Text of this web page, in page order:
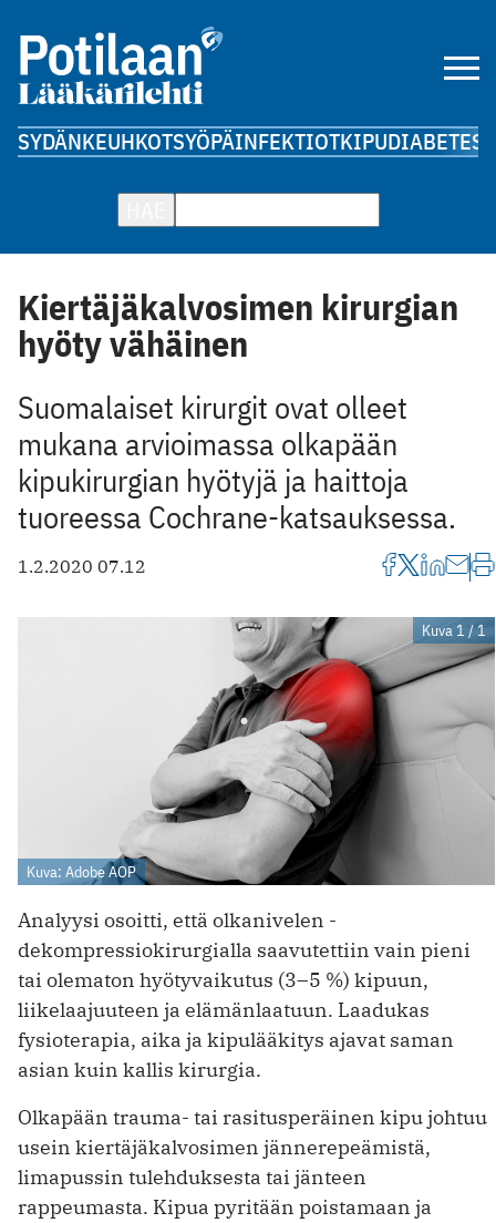
SYDÄNKEUHKOTSYÖPÄINFEKTIOTKIPUDIABETES
Kiertäjäkalvosimen kirurgian
hyöty vähäinen
Suomalaiset kirurgit ovat olleet
mukana arvioimassa olkapään
kipukirurgian hyötyjä ja haittoja
tuoreessa Cochrane-katsauksessa.
1.2.2020 07.12
Kuva 1 / 1
Kuva: Adobe AOP
Analyysi osoitti, että olkanivelen ­
dekompressiokirurgialla saavutettiin vain pieni
tai olematon hyötyvaikutus (3–5 %) kipuun,
liikelaajuuteen ja elämänlaatuun. Laadukas
fysioterapia, aika ja kipulääkitys ajavat saman
asian kuin kallis kirurgia.
Olkapään trauma- tai rasitusperäinen kipu johtuu
usein kiertäjäkalvosimen jännerepeämistä,
limapussin tulehduksesta tai jänteen
rappeumasta. Kipua pyritään poistamaan ja